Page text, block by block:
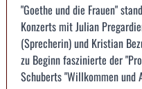
"Goethe und die Frauen"
Konzerts mit Julian
(Sprecherin) und Kristian
zu Beginn faszinierte der
Schuberts "Willkommen und